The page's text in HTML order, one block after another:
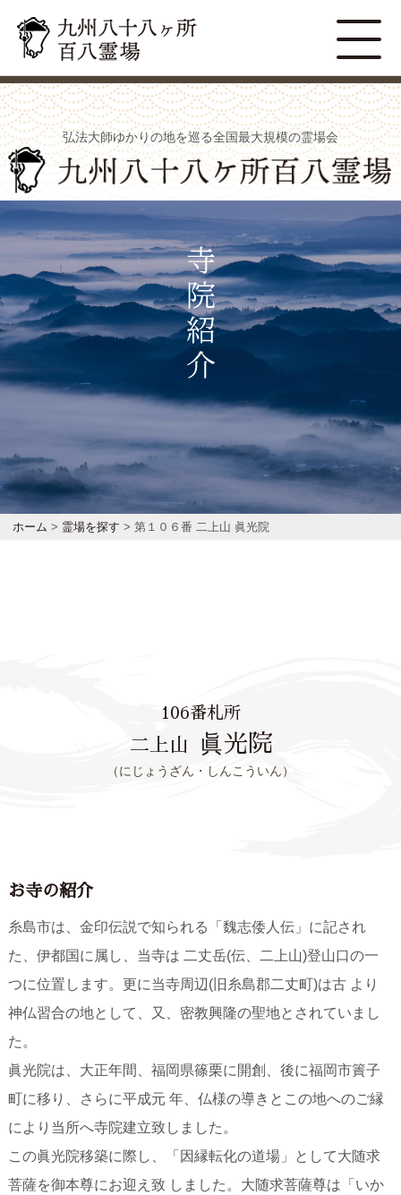
弘法大師ゆかりの地を巡る全国最大規模の霊場会
ホーム > 霊場を探す > 第１０６番 二上山 眞光院
106番札所
二上山 眞光院
（にじょうざん・しんこういん）
お寺の紹介
糸島市は、金印伝説で知られる「魏志倭人伝」に記され
た、伊都国に属し、当寺は 二丈岳(伝、二上山)登山口の一
つに位置します。更に当寺周辺(旧糸島郡二丈町)は古 より
神仏習合の地として、又、密教興隆の聖地とされていまし
た。
眞光院は、大正年間、福岡県篠栗に開創、後に福岡市簀子
町に移り、さらに平成元 年、仏様の導きとこの地へのご縁
により当所へ寺院建立致しました。
この眞光院移築に際し、「因縁転化の道場」として大随求
菩薩を御本尊にお迎え致 しました。大随求菩薩尊は「いか